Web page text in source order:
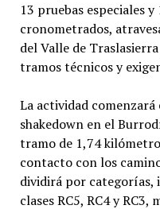
13 pruebas especiales
cronometrados,
del Valle de
tramos técnicos y
La actividad
shakedown en el
tramo de 1,74
contacto con los
dividirá por categorías,
clases RC5, RC4 y